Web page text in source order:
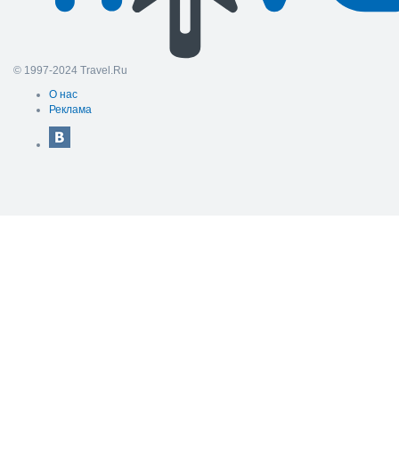
© 1997-2024 Travel.Ru
О нас
Реклама